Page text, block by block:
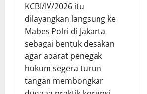
KCBI/IV/2026 itu
dilayangkan langsung ke
Mabes Polri di Jakarta
sebagai bentuk desakan
agar aparat penegak
hukum segera turun
tangan membongkar